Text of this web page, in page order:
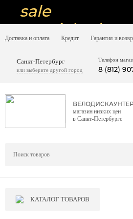
sale
special price
ну очень
вот дешево
sale
sale
надо брать
Доставка и оплата Кредит Гарантия и
Санкт-Петербург
или выберите другой город
Телефон
8 (812)
магазин низких цен
в Санкт-Петербурге
КАТАЛОГ ТОВАРОВ